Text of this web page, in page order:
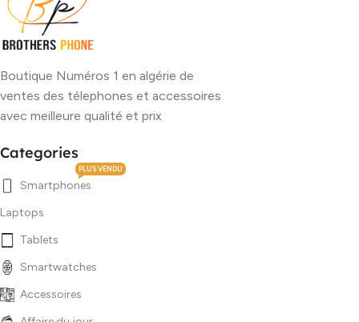
Boutique Numéros 1 en algérie de
ventes des télephones et accessoires
avec meilleure qualité et prix
Categories
Smartphones
PLUS VENDU
Laptops
Tablets
Smartwatches
Accessoires